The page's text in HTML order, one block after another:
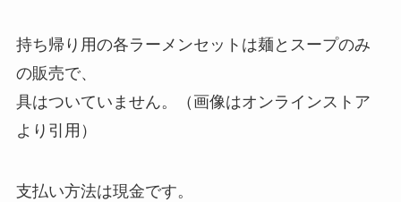
持ち帰り用の各ラーメンセットは麺とスープのみ
の販売で、
具はついていません。（画像はオンラインストア
より引用）
支払い方法は現金です。